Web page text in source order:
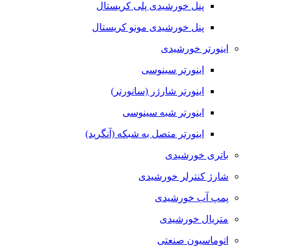
پنل خورشیدی پلی کریستال
پنل خورشیدی مونو کریستال
اینورتر خورشیدی
اینورتر سینوسی
اینورتر شارژر (سانورتر)
اینورتر شبه سینوسی
اینورتر متصل به شبکه (آنگرید)
باتری خورشیدی
شارژ کنترلر خورشیدی
پمپ آب خورشیدی
متریال خورشیدی
اتوماسیون صنعتی